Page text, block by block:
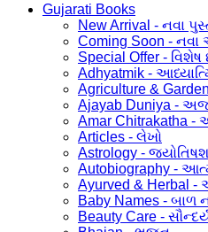
Gujarati Books
New Arrival - નવા
Coming Soon - નવા
Special Offer - વિશેષ
Adhyatmik -
Agriculture &
Ajayab Duniya -
Amar Chitrakatha -
Articles - લેખો
Astrology -
Autobiography -
Ayurved & Herbal -
Baby Names - બાળ
Beauty Care -